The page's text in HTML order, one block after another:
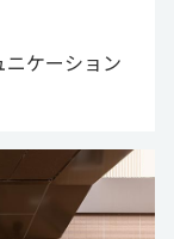
ケーション